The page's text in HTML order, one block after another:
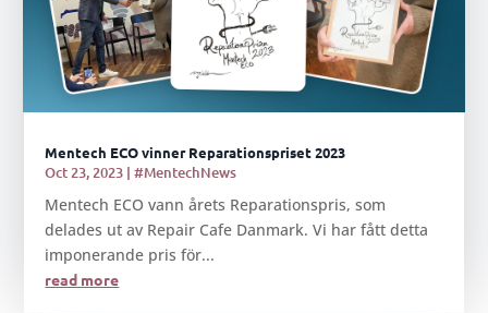
Mentech ECO vinner Reparationspriset 2023
Oct 23, 2023 |#MentechNews
Mentech ECO vann årets Reparationspris, som
delades ut av Repair Cafe Danmark. Vi har fått detta
imponerande pris för...
read more